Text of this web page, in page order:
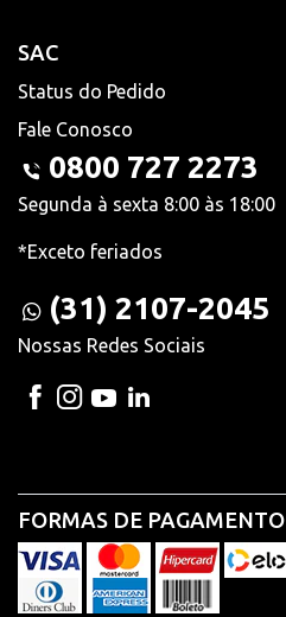
SAC
Status do Pedido
Fale Conosco
0800 727 2273
Segunda à sexta 8:00 às 18:00
*Exceto feriados
(31) 2107-2045
Nossas Redes Sociais
FORMAS DE PAGAMENTO